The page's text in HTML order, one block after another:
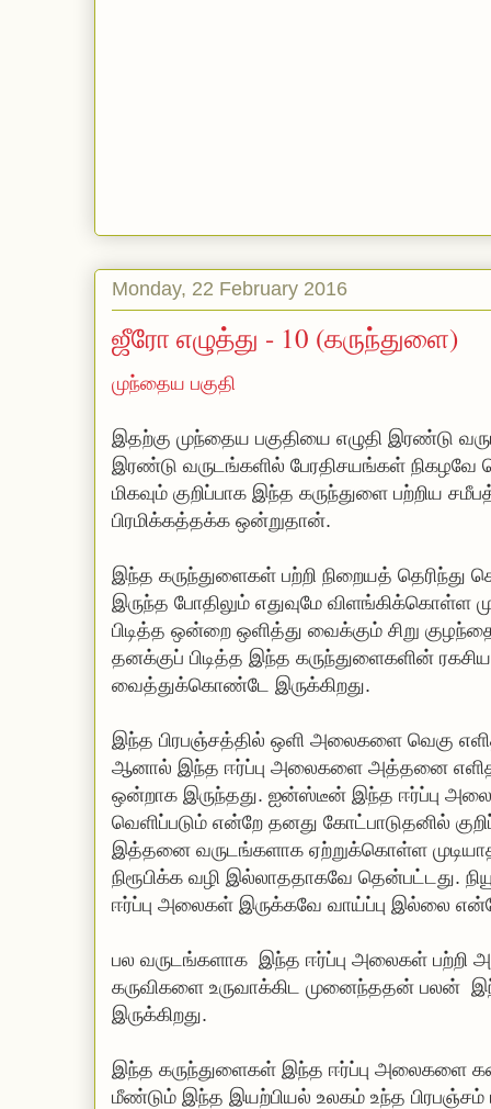
Monday, 22 February 2016
ஜீரோ எழுத்து - 10 (கருந்துளை)
முந்தைய பகுதி
இதற்கு முந்தைய பகுதியை எழுதி இரண்டு
இரண்டு வருடங்களில் பேரதிசயங்கள் நிகழவே
மிகவும் குறிப்பாக இந்த கருந்துளை பற்றிய
பிரமிக்கத்தக்க ஒன்றுதான்.
இந்த கருந்துளைகள் பற்றி நிறையத்
இருந்த போதிலும் எதுவுமே விளங்கிக்கொள்ள
பிடித்த ஒன்றை ஒளித்து வைக்கும் சிறு
தனக்குப் பிடித்த இந்த கருந்துளைகளின்
வைத்துக்கொண்டே இருக்கிறது.
இந்த பிரபஞ்சத்தில் ஒளி அலைகளை வெகு
ஆனால் இந்த ஈர்ப்பு அலைகளை அத்தனை
ஒன்றாக இருந்தது. ஐன்ஸ்டீன் இந்த ஈர்ப்பு
வெளிப்படும் என்றே தனது கோட்பாடுதனில்
இத்தனை வருடங்களாக ஏற்றுக்கொள்ள
நிரூபிக்க வழி இல்லாததாகவே தென்பட்டது.
ஈர்ப்பு அலைகள் இருக்கவே வாய்ப்பு இல்லை
பல வருடங்களாக இந்த ஈர்ப்பு அலைகள்
கருவிகளை உருவாக்கிட முனைந்ததன் பலன்
இருக்கிறது.
இந்த கருந்துளைகள் இந்த ஈர்ப்பு அலைகளை
மீண்டும் இந்த இயற்பியல் உலகம் உந்த பிரபஞ்சம்